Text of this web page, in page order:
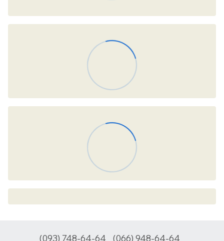
(093) 748-64-64 (066) 948-64-64